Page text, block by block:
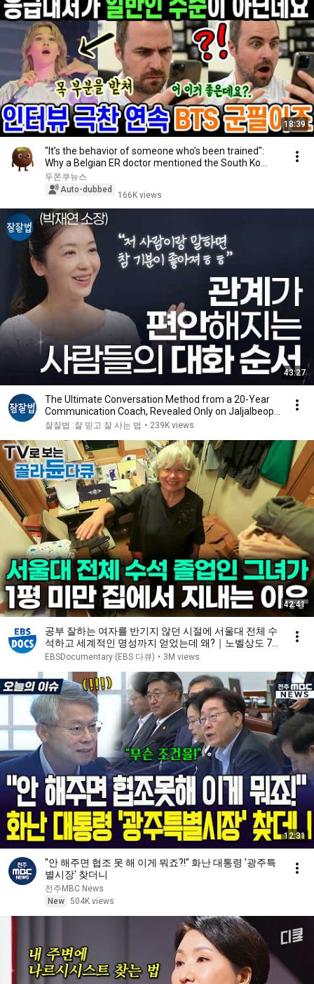
18:39
"It’s the behavior of someone who’s been trained":
Why a Belgian ER doctor mentioned the South Ko...
두쫀쿠뉴스
Auto-dubbed
166K views
43:27
The Ultimate Conversation Method from a 20-Year
Communication Coach, Revealed Only on Jaljalbeop
...
잘잘법 :잘 믿고 잘 사는 법 • 239K views
42:41
공부 잘하는 여자를 반기지 않던 시절에 서울대 전체 수
석하고 세계적인 명성까지 얻었는데 왜?｜노벨상도 7
성급 호텔도 부럽지 않은 어느 학자의 품격｜여백서원
EBSDocumentary (EBS 다큐) • 3M views
12:31
"안 해주면 협조 못 해 이게 뭐죠?!" 화난 대통령 '광주특
별시장' 찾더니
전주MBC News
New 504K views